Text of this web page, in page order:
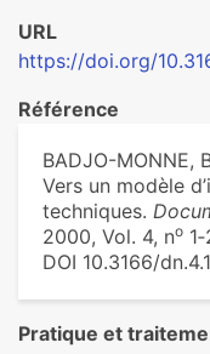
URL
https://doi.org/
Référence
BADJO-MONNE,
Vers un modèle
techniques.
2000, Vol. 4, no
DOI 10.3166/
Pratique et